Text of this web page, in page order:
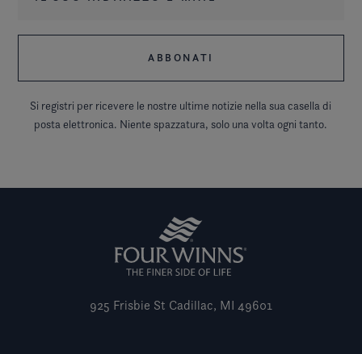
Si registri per ricevere le nostre ultime notizie nella sua casella di
posta elettronica. Niente spazzatura, solo una volta ogni tanto.
925 Frisbie St Cadillac, MI 49601